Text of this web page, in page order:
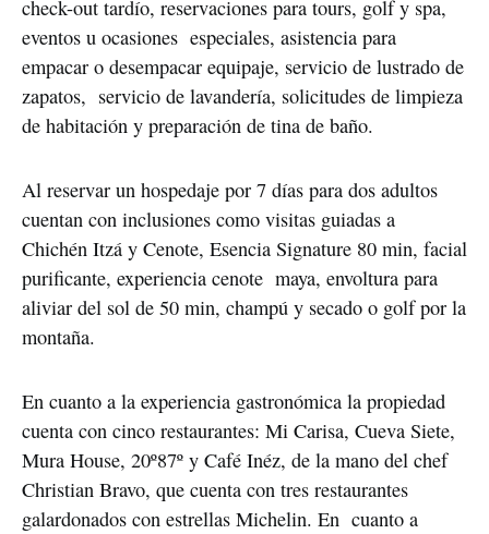
check-out tardío, reservaciones para tours, golf y spa,
eventos u ocasiones especiales, asistencia para
empacar o desempacar equipaje, servicio de lustrado de
zapatos, servicio de lavandería, solicitudes de limpieza
de habitación y preparación de tina de baño.
Al reservar un hospedaje por 7 días para dos adultos
cuentan con inclusiones como visitas guiadas a
Chichén Itzá y Cenote, Esencia Signature 80 min, facial
purificante, experiencia cenote maya, envoltura para
aliviar del sol de 50 min, champú y secado o golf por la
montaña.
En cuanto a la experiencia gastronómica la propiedad
cuenta con cinco restaurantes: Mi Carisa, Cueva Siete,
Mura House, 20º87º y Café Inéz, de la mano del chef
Christian Bravo, que cuenta con tres restaurantes
galardonados con estrellas Michelin. En cuanto a